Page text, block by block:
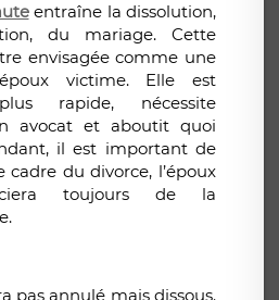
entraîne la dissolution,
du mariage. Cette
envisagée comme une
victime. Elle est
rapide, nécessite
avocat et aboutit quoi
il est important de
cadre du divorce, l’époux
toujours de la
pas annulé mais dissous.